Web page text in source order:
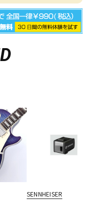
SENNHEISER